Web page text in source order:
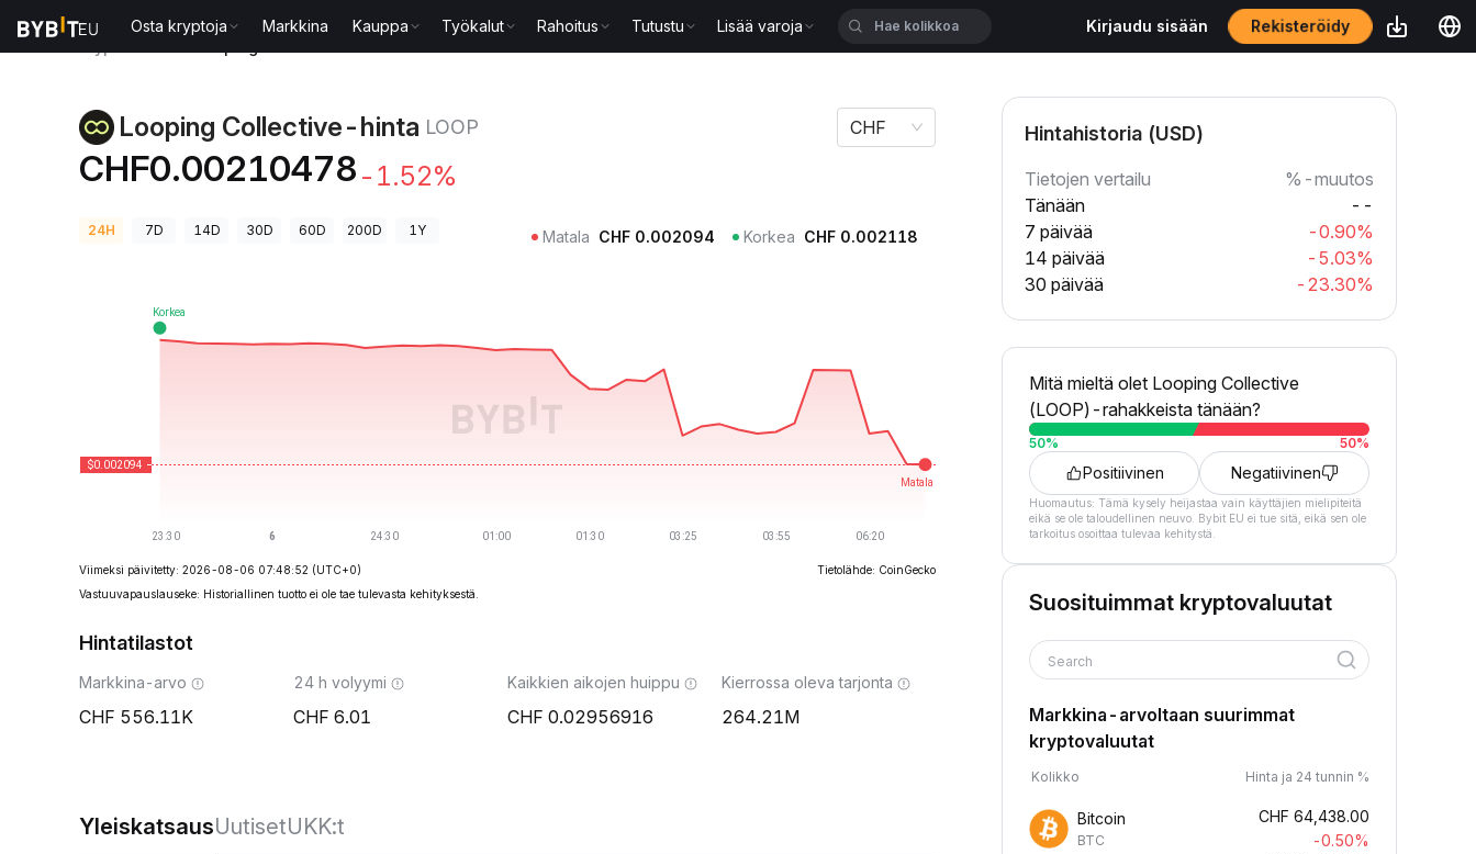
Osta kryptoja Markkina Kauppa Työkalut Rahoitus Tutustu Lisää varoja Kirjaudu sisään Rekisteröidy
Looping Collective-hinta LOOP
CHF0.00210478 -1.52%
CHF
24H 7D 14D 30D 60D 200D 1Y Matala CHF 0.002094 Korkea CHF 0.002118
Viimeksi päivitetty: 2026-08-06 07:48:52 (UTC+0)
Tietolähde: CoinGecko
Vastuuvapauslauseke: Historiallinen tuotto ei ole tae tulevasta kehityksestä.
Hintatilastot
Markkina-arvo
556.11K
24 h volyymi
6.01
Kaikkien aikojen huippu
0.02956916
Kierrossa oleva tarjonta
264.21M
YleiskatsausUutisetUKK:t
Hintahistoria (USD)
Tietojen vertailu
%-muutos
Tänään
--
7 päivää
-0.90%
14 päivää
-5.03%
30 päivää
-23.30%
Mitä mieltä olet Looping Collective
(LOOP)-rahakkeista tänään?
50% 50%
Positiivinen Negatiivinen
Huomautus: Tämä kysely heijastaa vain käyttäjien mielipiteitä
eikä se ole taloudellinen neuvo. Bybit EU ei tue sitä, eikä sen ole
tarkoitus osoittaa tulevaa kehitystä.
Suosituimmat kryptovaluutat
Search
Markkina-arvoltaan suurimmat
kryptovaluutat
Kolikko Hinta ja 24 tunnin %
Bitcoin
BTC
CHF 64,438.00
-0.50%